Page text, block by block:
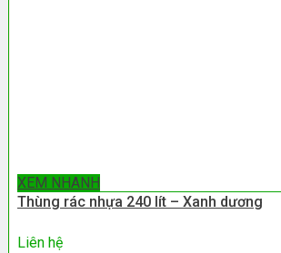
XEM NHANH
Thùng rác nhựa 240 lít – Xanh dương
Liên hệ